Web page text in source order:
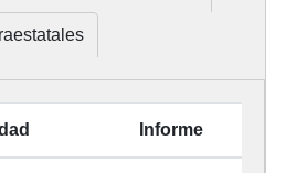
Informe